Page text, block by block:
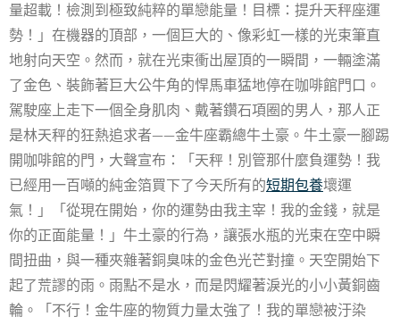
量超載！檢測到極致純粹的單戀能量！目標：提升天秤座運
勢！」在機器的頂部，一個巨大的、像彩虹一樣的光束筆直
地射向天空。然而，就在光束衝出屋頂的一瞬間，一輛塗滿
了金色、裝飾著巨大公牛角的悍馬車猛地停在咖啡館門口。
駕駛座上走下一個全身肌肉、戴著鑽石項圈的男人，那人正
是林天秤的狂熱追求者——金牛座霸總牛土豪。牛土豪一腳踢
開咖啡館的門，大聲宣布：「天秤！別管那什麼負運勢！我
已經用一百噸的純金箔買下了今天所有的短期包養壞運
氣！」「從現在開始，你的運勢由我主宰！我的金錢，就是
你的正面能量！」牛土豪的行為，讓張水瓶的光束在空中瞬
間扭曲，與一種夾雜著銅臭味的金色光芒對撞。天空開始下
起了荒謬的雨。雨點不是水，而是閃耀著淚光的小小黃銅齒
輪。「不行！金牛座的物質力量太強了！我的單戀被汙染